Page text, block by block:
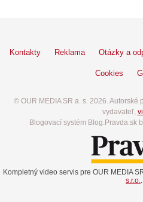
Kontakty Reklama Otázky a
Cookies
© OUR MEDIA SR a. s. 2026. Autorské
vydavateľ,
Blogovací systém Blog.Pravda.sk
Kompletný video servis pre OUR MEDIA
s.r.o..